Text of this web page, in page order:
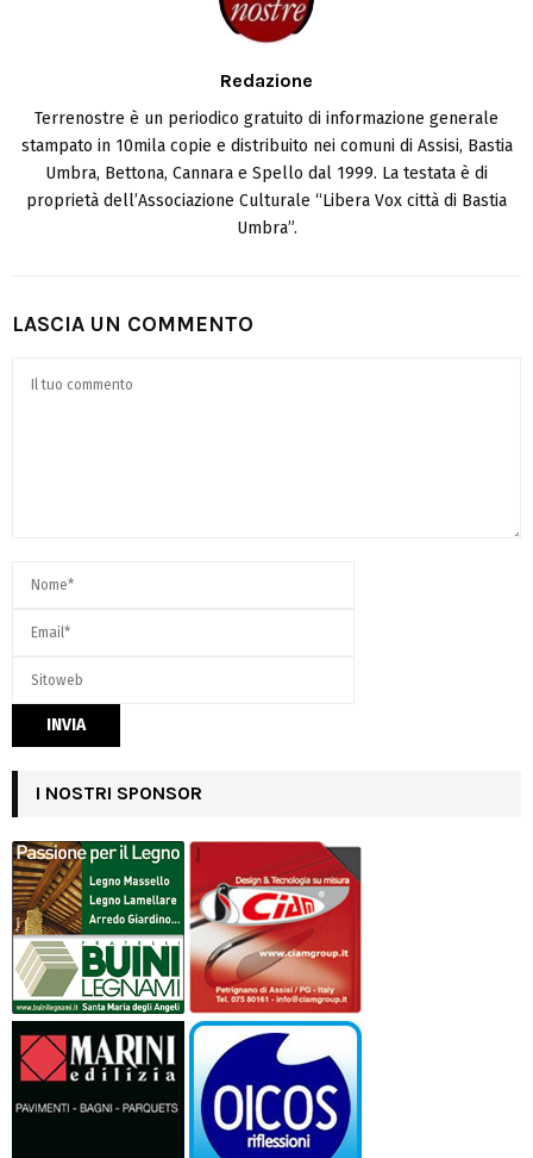
Redazione
Terrenostre è un periodico gratuito di informazione generale
stampato in 10mila copie e distribuito nei comuni di Assisi, Bastia
Umbra, Bettona, Cannara e Spello dal 1999. La testata è di
proprietà dell’Associazione Culturale “Libera Vox città di Bastia
Umbra”.
LASCIA UN COMMENTO
I NOSTRI SPONSOR